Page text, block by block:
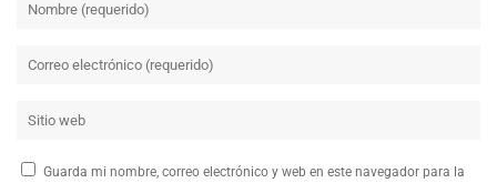
Guarda mi nombre, correo electrónico y web en este navegador para la